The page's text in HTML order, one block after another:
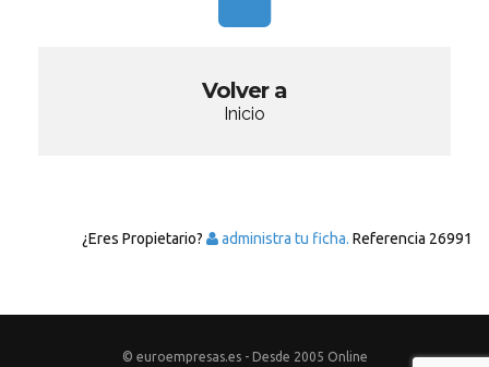
Volver a
Inicio
¿Eres Propietario? administra tu ficha. Referencia 26991
© euroempresas.es - Desde 2005 Online